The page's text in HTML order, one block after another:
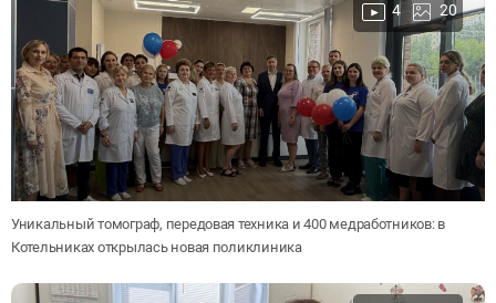
4 20
Уникальный томограф, передовая техника и 400 медработников: в
Котельниках открылась новая поликлиника